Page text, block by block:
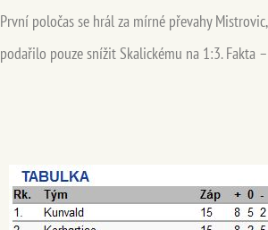
První poločas se hrál za mírné převahy
podařilo pouze snížit Skalickému na 1:3. Fakta